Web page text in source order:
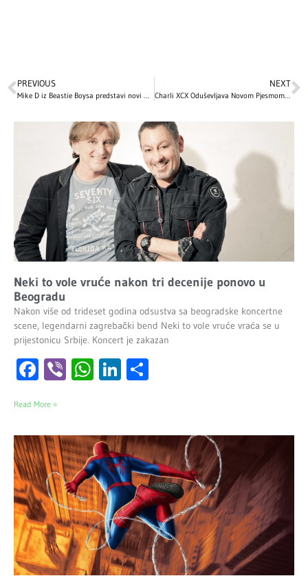
PREVIOUS
Mike D iz Beastie Boysa predstavi novi materijal na intimnom solo nastupu
NEXT
Charli XCX Oduševljava Novom Pjesmom ‘I Keep on Thinking Bout You Every Single Day and Night’
Neki to vole vruće nakon tri decenije ponovo u
Beogradu
Nakon više od trideset godina odsustva sa beogradske koncertne
scene, legendarni zagrebački bend Neki to vole vruće vraća se u
prijestonicu Srbije. Koncert je zakazan
Facebook
ViberWhatsApp
LinkedIn
Read More »